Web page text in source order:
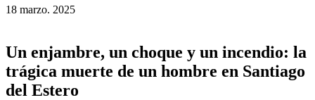
18 marzo. 2025
Un enjambre, un choque y un incendio: la
trágica muerte de un hombre en Santiago
del Estero